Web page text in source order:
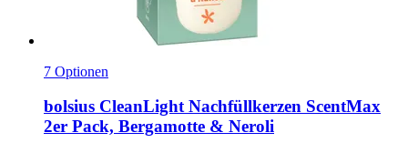
7 Optionen
bolsius CleanLight Nachfüllkerzen ScentMax
2er Pack, Bergamotte & Neroli